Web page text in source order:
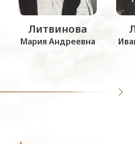
Литвинова
Мария Андреевна